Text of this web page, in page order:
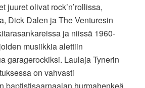
juuret olivat rock’n’rollissa,
Dick Dalen ja The Venturesin
ja niissä 1960-
musiikkia alettiin
garagerockiksi. Laulaja Tynerin
on vahvasti
baptistisaarnaajan hurmahenkeä.